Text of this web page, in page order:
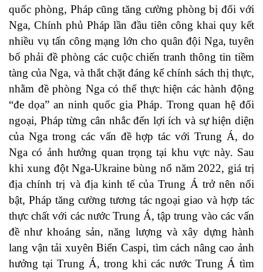
quốc phòng, Pháp cũng tăng cường phòng bị đối với
Nga, Chính phủ Pháp lần đầu tiên công khai quy kết
nhiều vụ tấn công mạng lớn cho quân đội Nga, tuyên
bố phải đề phòng các cuộc chiến tranh thông tin tiềm
tàng của Nga, và thắt chặt đáng kể chính sách thị thực,
nhằm đề phòng Nga có thể thực hiện các hành động
“đe dọa” an ninh quốc gia Pháp. Trong quan hệ đối
ngoại, Pháp từng cân nhắc đến lợi ích và sự hiện diện
của Nga trong các vấn đề hợp tác với Trung Á, do
Nga có ảnh hưởng quan trọng tại khu vực này. Sau
khi xung đột Nga-Ukraine bùng nổ năm 2022, giá trị
địa chính trị và địa kinh tế của Trung Á trở nên nổi
bật, Pháp tăng cường tương tác ngoại giao và hợp tác
thực chất với các nước Trung Á, tập trung vào các vấn
đề như khoáng sản, năng lượng và xây dựng hành
lang vận tải xuyên Biển Caspi, tìm cách nâng cao ảnh
hưởng tại Trung Á, trong khi các nước Trung Á tìm